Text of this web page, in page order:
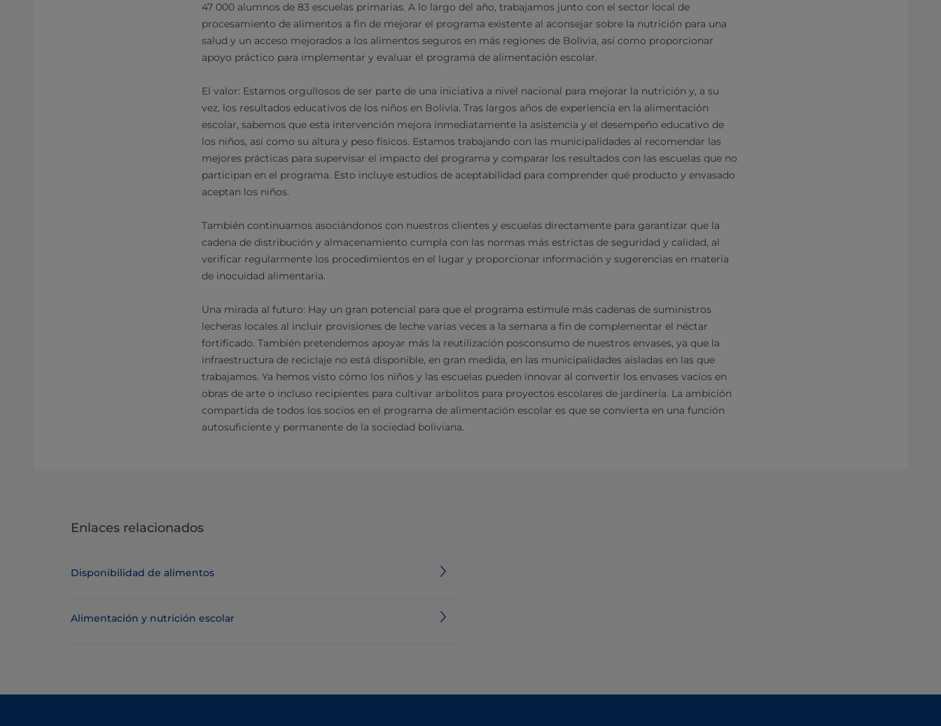
47 000 alumnos de 83 escuelas primarias. A lo largo del año, trabajamos junto con el sector local de
procesamiento de alimentos a fin de mejorar el programa existente al aconsejar sobre la nutrición para una
salud y un acceso mejorados a los alimentos seguros en más regiones de Bolivia, así como proporcionar
apoyo práctico para implementar y evaluar el programa de alimentación escolar.
El valor: Estamos orgullosos de ser parte de una iniciativa a nivel nacional para mejorar la nutrición y, a su
vez, los resultados educativos de los niños en Bolivia. Tras largos años de experiencia en la alimentación
escolar, sabemos que esta intervención mejora inmediatamente la asistencia y el desempeño educativo de
los niños, así como su altura y peso físicos. Estamos trabajando con las municipalidades al recomendar las
mejores prácticas para supervisar el impacto del programa y comparar los resultados con las escuelas que no
participan en el programa. Esto incluye estudios de aceptabilidad para comprender qué producto y envasado
aceptan los niños.
También continuamos asociándonos con nuestros clientes y escuelas directamente para garantizar que la
cadena de distribución y almacenamiento cumpla con las normas más estrictas de seguridad y calidad, al
verificar regularmente los procedimientos en el lugar y proporcionar información y sugerencias en materia
de inocuidad alimentaria.
Una mirada al futuro: Hay un gran potencial para que el programa estimule más cadenas de suministros
lecheras locales al incluir provisiones de leche varias veces a la semana a fin de complementar el néctar
fortificado. También pretendemos apoyar más la reutilización posconsumo de nuestros envases, ya que la
infraestructura de reciclaje no está disponible, en gran medida, en las municipalidades aisladas en las que
trabajamos. Ya hemos visto cómo los niños y las escuelas pueden innovar al convertir los envases vacíos en
obras de arte o incluso recipientes para cultivar arbolitos para proyectos escolares de jardinería. La ambición
compartida de todos los socios en el programa de alimentación escolar es que se convierta en una función
autosuficiente y permanente de la sociedad boliviana.
Enlaces relacionados
Disponibilidad de alimentos
Alimentación y nutrición escolar